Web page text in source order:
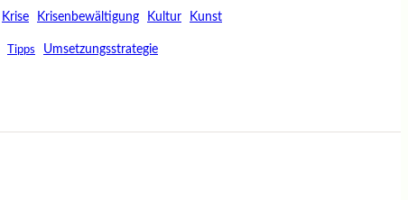
Krise Krisenbewältigung Kultur Kunst
Tipps Umsetzungsstrategie